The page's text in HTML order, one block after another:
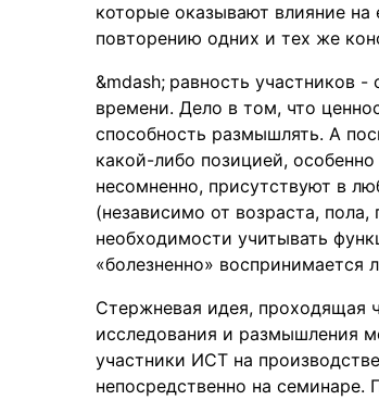
которые оказывают влияние
повторению одних и тех же
равность участников
времени. Дело в том, что
способность размышлять. А
какой-либо позицией,
несомненно, присутствуют в
(независимо от возраста,
необходимости учитывать
«болезненно»
Стержневая идея, проходящая
исследования и размышления
участники ИСТ на
непосредственно на